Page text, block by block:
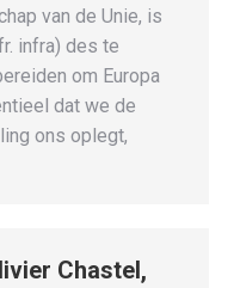
van de Unie, is
infra) des te
om Europa
dat we de
ons oplegt,
Chastel,